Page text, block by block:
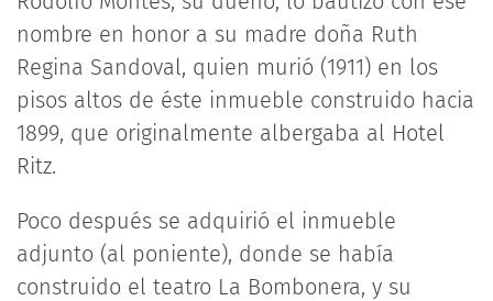
nombre en honor a su madre doña Ruth
Regina Sandoval, quien murió (1911) en los
pisos altos de éste inmueble construido hacia
1899, que originalmente albergaba al Hotel
Ritz.
Poco después se adquirió el inmueble
adjunto (al poniente), donde se había
construido el teatro La Bombonera, y su